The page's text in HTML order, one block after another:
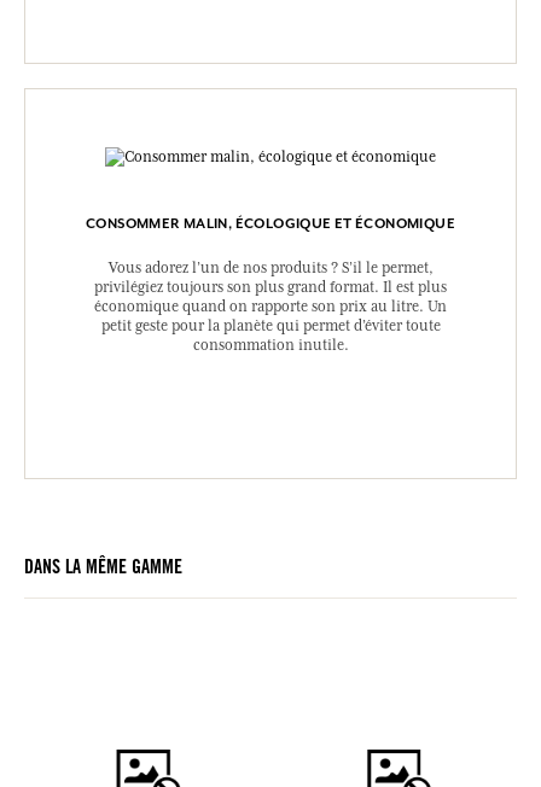
CONSOMMER MALIN, ÉCOLOGIQUE ET ÉCONOMIQUE
Vous adorez l’un de nos produits ? S’il le permet,
privilégiez toujours son plus grand format. Il est plus
économique quand on rapporte son prix au litre. Un
petit geste pour la planète qui permet d’éviter toute
consommation inutile.
DANS LA MÊME GAMME